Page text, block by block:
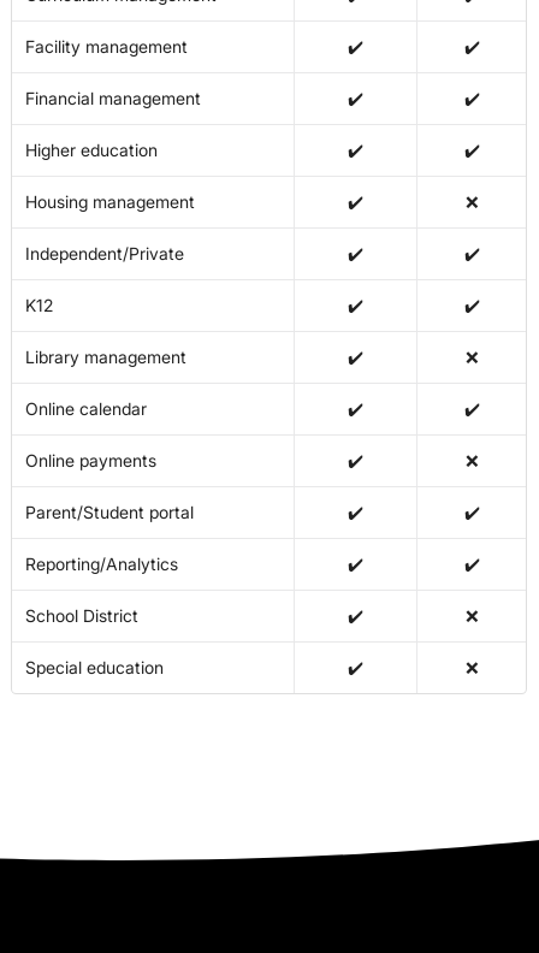
Facility management ✔️ ✔️
Financial management ✔️ ✔️
Higher education ✔️ ✔️
Housing management ✔️ ❌
Independent/Private ✔️ ✔️
K12 ✔️ ✔️
Library management ✔️ ❌
Online calendar ✔️ ✔️
Online payments ✔️ ❌
Parent/Student portal ✔️ ✔️
Reporting/Analytics ✔️ ✔️
School District ✔️ ❌
Special education ✔️ ❌